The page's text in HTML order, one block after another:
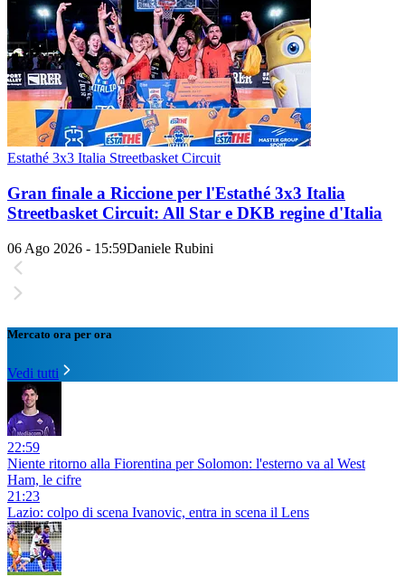
Estathé 3x3 Italia Streetbasket Circuit
Gran finale a Riccione per l'Estathé 3x3 Italia
Streetbasket Circuit: All Star e DKB regine d'Italia
06 Ago 2026 - 15:59Daniele Rubini
Mercato ora per ora
Vedi tutti
22:59
Niente ritorno alla Fiorentina per Solomon: l'esterno va al West
Ham, le cifre
21:23
Lazio: colpo di scena Ivanovic, entra in scena il Lens